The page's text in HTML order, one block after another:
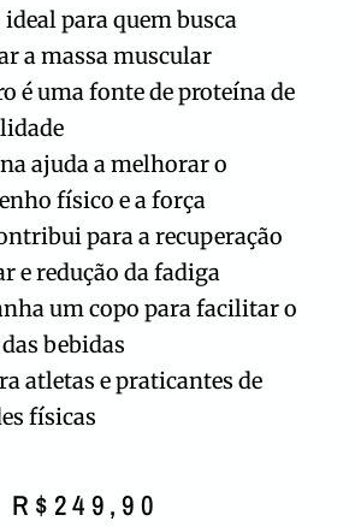
para quem busca
a massa muscular
é uma fonte de proteína de
ajuda a melhorar o
físico e a força
para a recuperação
e redução da fadiga
um copo para facilitar o
bebidas
atletas e praticantes de
físicas
R$249,90